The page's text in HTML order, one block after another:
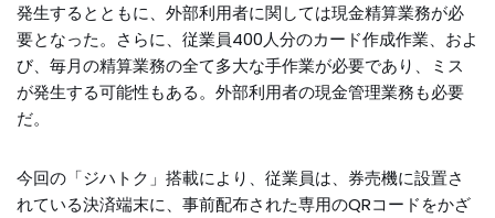
発生するとともに、外部利用者に関しては現金精算業務が必
要となった。さらに、従業員400人分のカード作成作業、およ
び、毎月の精算業務の全て多大な手作業が必要であり、ミス
が発生する可能性もある。外部利用者の現金管理業務も必要
だ。
今回の「ジハトク」搭載により、従業員は、券売機に設置さ
れている決済端末に、事前配布された専用のQRコードをかざ